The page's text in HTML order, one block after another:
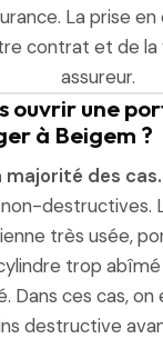
La prise
contrat et de
assureur.
ouvrir une
à Beigem ?
majorité des cas.
destructives.
très usée,
trop
Dans ces cas, on
destructive